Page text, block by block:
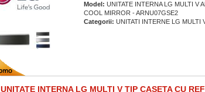
Model:UNITATE INTERNA LG MULTI V
COOL MIRROR - ARNU07GSE2
Categorii:UNITATI INTERNE LG MULTI
UNITATE INTERNA LG MULTI V TIP CASETA CU